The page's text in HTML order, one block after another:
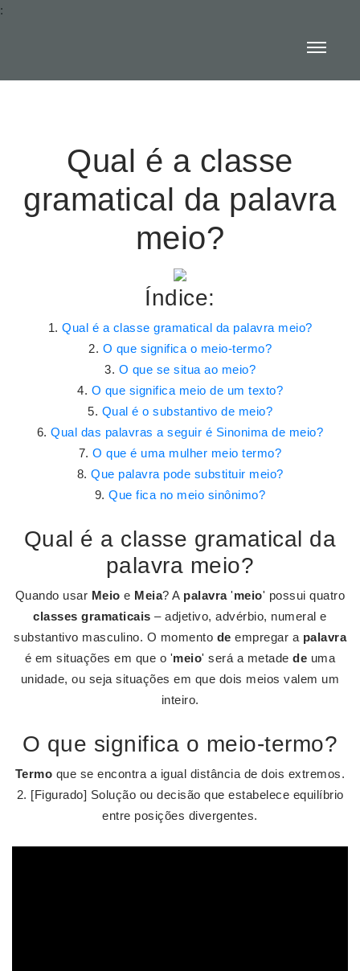
:
Qual é a classe
gramatical da palavra
meio?
Índice:
Qual é a classe gramatical da palavra meio?
O que significa o meio-termo?
O que se situa ao meio?
O que significa meio de um texto?
Qual é o substantivo de meio?
Qual das palavras a seguir é Sinonima de meio?
O que é uma mulher meio termo?
Que palavra pode substituir meio?
Que fica no meio sinônimo?
Qual é a classe gramatical da
palavra meio?
Quando usar Meio e Meia? A palavra'meio' possui quatro
classes gramaticais – adjetivo, advérbio, numeral e
substantivo masculino. O momento de empregar a palavra
é em situações em que o 'meio' será a metadede uma
unidade, ou seja situações em que dois meios valem um
inteiro.
O que significa o meio-termo?
Termo que se encontra a igual distância de dois extremos.
2. [Figurado] Solução ou decisão que estabelece equilíbrio
entre posições divergentes.